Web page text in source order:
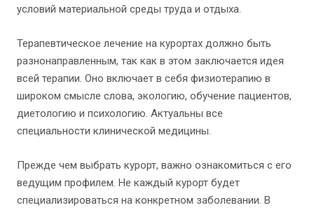
условий материальной среды труда и отдыха.
Терапевтическое лечение на курортах должно быть
разнонаправленным, так как в этом заключается идея
всей терапии. Оно включает в себя физиотерапию в
широком смысле слова, экологию, обучение пациентов,
диетологию и психологию. Актуальны все
специальности клинической медицины.
Прежде чем выбрать курорт, важно ознакомиться с его
ведущим профилем. Не каждый курорт будет
специализироваться на конкретном заболевании. В